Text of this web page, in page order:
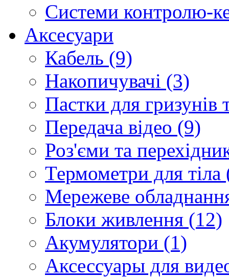
Системи контролю-
Аксесуари
Кабель (9)
Накопичувачі (3)
Пастки для гризунів
Передача відео (9)
Роз'єми та
Термометри для тіла
Мережеве
Блоки живлення (12)
Акумулятори (1)
Аксессуары для